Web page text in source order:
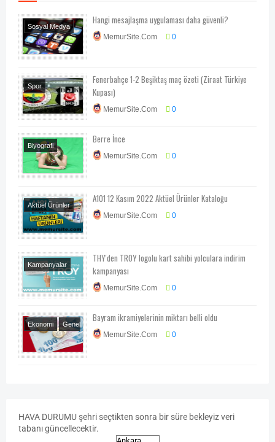
Sosyal Medya
Hangi mesajlaşma uygulaması daha güvenli?
MemurSite.Com 0
Spor
Fenerbahçe 1-2 Beşiktaş maç özeti (Ziraat Türkiye
Kupası)
MemurSite.Com 0
Biyografi
Berre İnce
MemurSite.Com 0
Aktüel Ürünler
A101 12 Kasım 2022 Aktüel Ürünler Kataloğu
MemurSite.Com 0
Kampanyalar
THY'den TROY logolu kart sahibi yolculara indirim
kampanyası
MemurSite.Com 0
Ekonomi
Genel
Haberler
Bayram ikramiyelerinin miktarı belli oldu
MemurSite.Com 0
HAVA DURUMU şehri seçtikten sonra bir süre bekleyiz veri
tabanı güncellecektir.